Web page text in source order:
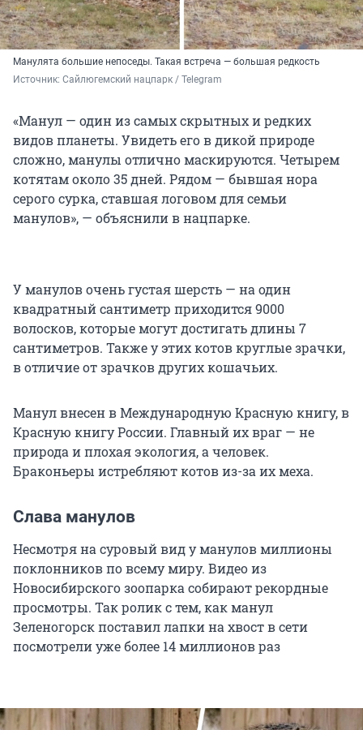
Манулята большие непоседы. Такая встреча — большая редкость
Источник: Сайлюгемский нацпарк / Telegram
«Манул — один из самых скрытных и редких
видов планеты. Увидеть его в дикой природе
сложно, манулы отлично маскируются. Четырем
котятам около 35 дней. Рядом — бывшая нора
серого сурка, ставшая логовом для семьи
манулов», — объяснили в нацпарке.
У манулов очень густая шерсть — на один
квадратный сантиметр приходится 9000
волосков, которые могут достигать длины 7
сантиметров. Также у этих котов круглые зрачки,
в отличие от зрачков других кошачьих.
Манул внесен в Международную Красную книгу, в
Красную книгу России. Главный их враг — не
природа и плохая экология, а человек.
Браконьеры истребляют котов из-за их меха.
Слава манулов
Несмотря на суровый вид у манулов миллионы
поклонников по всему миру. Видео из
Новосибирского зоопарка собирают рекордные
просмотры. Так ролик с тем, как манул
Зеленогорск поставил лапки на хвост в сети
посмотрели уже более 14 миллионов раз